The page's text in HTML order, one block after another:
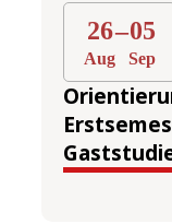
26
Aug
–05
Sep